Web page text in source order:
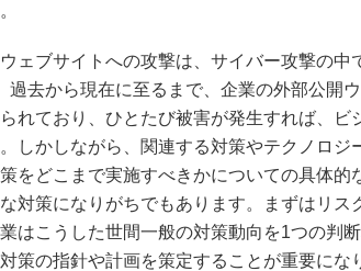
ェブサイトへの攻撃は、サイバー攻撃の中
過去から現在に至るまで、企業の外部公開
れており、ひとたび被害が発生すれば、ビ
しかしながら、関連する対策やテクノロジ
をどこまで実施すべきかについての具体的
対策になりがちでもあります。まずはリス
はこうした世間一般の対策動向を1つの判
策の指針や計画を策定することが重要にな